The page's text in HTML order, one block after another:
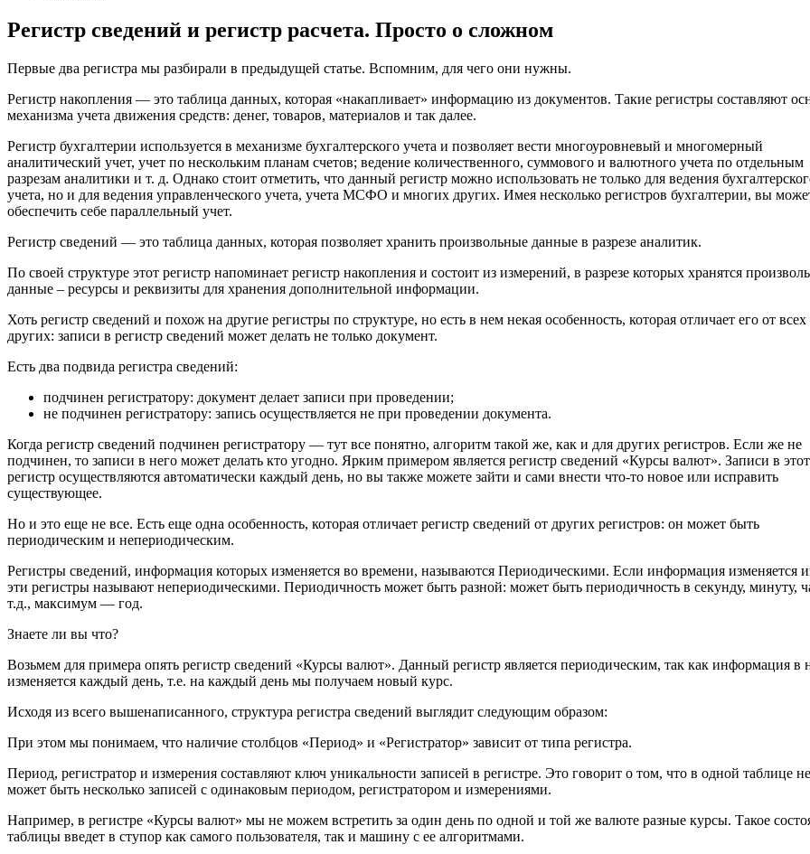
Регистр сведений и регистр расчета. Просто о сложном
Первые два регистра мы разбирали в предыдущей статье. Вспомним, для чего они нужны.
Регистр накопления — это таблица данных, которая «накапливает» информацию из документов. Такие регистры составляют
механизма учета движения средств: денег, товаров, материалов и так далее.
Регистр бухгалтерии используется в механизме бухгалтерского учета и позволяет вести многоуровневый и многомерный
аналитический учет, учет по нескольким планам счетов; ведение количественного, суммового и валютного учета по отдельным
разрезам аналитики и т. д. Однако стоит отметить, что данный регистр можно использовать не только для ведения
учета, но и для ведения управленческого учета, учета МСФО и многих других. Имея несколько регистров бухгалтерии, вы
обеспечить себе параллельный учет.
Регистр сведений — это таблица данных, которая позволяет хранить произвольные данные в разрезе аналитик.
По своей структуре этот регистр напоминает регистр накопления и состоит из измерений, в разрезе которых хранятся
данные ‒ ресурсы и реквизиты для хранения дополнительной информации.
Хоть регистр сведений и похож на другие регистры по структуре, но есть в нем некая особенность, которая отличает его от всех
других: записи в регистр сведений может делать не только документ.
Есть два подвида регистра сведений:
подчинен регистратору: документ делает записи при проведении;
не подчинен регистратору: запись осуществляется не при проведении документа.
Когда регистр сведений подчинен регистратору — тут все понятно, алгоритм такой же, как и для других регистров. Если же не
подчинен, то записи в него может делать кто угодно. Ярким примером является регистр сведений «Курсы валют». Записи в этот
регистр осуществляются автоматически каждый день, но вы также можете зайти и сами внести что-то новое или исправить
существующее.
Но и это еще не все. Есть еще одна особенность, которая отличает регистр сведений от других регистров: он может быть
периодическим и непериодическим.
Регистры сведений, информация которых изменяется во времени, называются Периодическими. Если информация изменяется
эти регистры называют непериодическими. Периодичность может быть разной: может быть периодичность в секунду, минуту,
т.д., максимум — год.
Знаете ли вы что?
Возьмем для примера опять регистр сведений «Курсы валют». Данный регистр является периодическим, так как информация в
изменяется каждый день, т.е. на каждый день мы получаем новый курс.
Исходя из всего вышенаписанного, структура регистра сведений выглядит следующим образом:
При этом мы понимаем, что наличие столбцов «Период» и «Регистратор» зависит от типа регистра.
Период, регистратор и измерения составляют ключ уникальности записей в регистре. Это говорит о том, что в одной таблице не
может быть несколько записей с одинаковым периодом, регистратором и измерениями.
Например, в регистре «Курсы валют» мы не можем встретить за один день по одной и той же валюте разные курсы. Такое
таблицы введет в ступор как самого пользователя, так и машину с ее алгоритмами.